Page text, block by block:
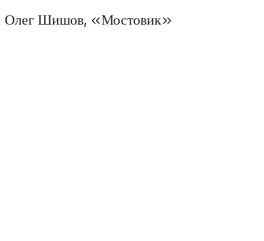
Олег Шишов, «Мостовик»